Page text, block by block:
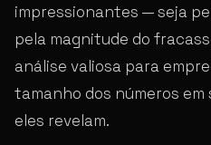
impressionantes — seja
pela magnitude do
análise valiosa para
tamanho dos números em
eles revelam.